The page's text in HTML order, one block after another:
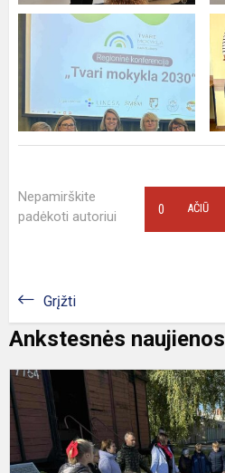
Nepamirškite
padėkoti autoriui
AČIŪ
0
Grįžti
Ankstesnės naujienos